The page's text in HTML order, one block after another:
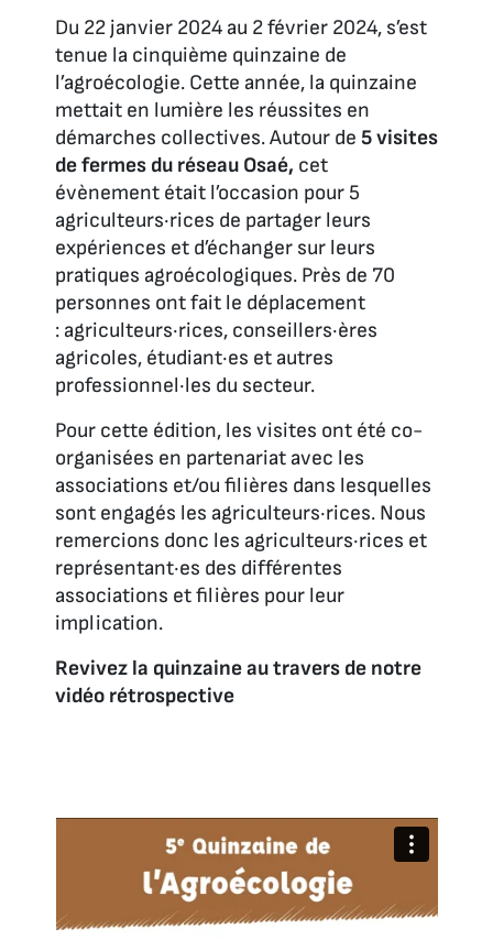
Du 22 janvier 2024 au 2 février 2024, s’est
tenue la cinquième quinzaine de
l’agroécologie. Cette année, la quinzaine
mettait en lumière les réussites en
démarches collectives. Autour de 5 visites
de fermes du réseau Osaé, cet
évènement était l’occasion pour 5
agriculteurs·rices de partager leurs
expériences et d’échanger sur leurs
pratiques agroécologiques. Près de 70
personnes ont fait le déplacement
: agriculteurs·rices, conseillers·ères
agricoles, étudiant·es et autres
professionnel·les du secteur.
Pour cette édition, les visites ont été co-
organisées en partenariat avec les
associations et/ou filières dans lesquelles
sont engagés les agriculteurs·rices. Nous
remercions donc les agriculteurs·rices et
représentant·es des différentes
associations et filières pour leur
implication.
Revivez la quinzaine au travers de notre
vidéo rétrospective